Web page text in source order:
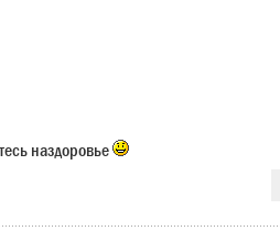
наздоровье